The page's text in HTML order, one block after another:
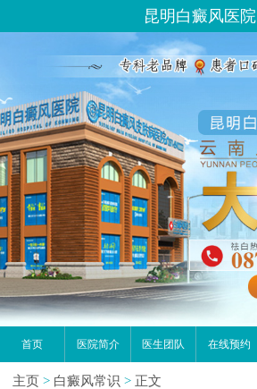
昆明白癜风医院
首页 医院简介 医生团队 在线预约
主页 > 白癜风常识 > 正文